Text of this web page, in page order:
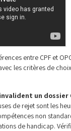
entre CPF et
les critères de
un dossier
de rejet sont les
non
de handicap.